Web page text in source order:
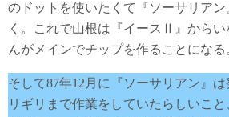
のドットを使いたくて『ソーサリア
く。これで山根は『イースⅡ』からい
んがメインでチップを作ることになる
そして87年12月に『ソーサリアン』
リギリまで作業をしていたらしいこ